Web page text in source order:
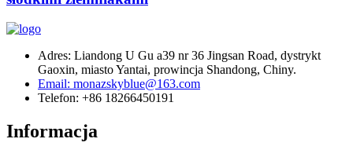
Adres: Liandong U Gu a39 nr 36 Jingsan Road, dystrykt
Gaoxin, miasto Yantai, prowincja Shandong, Chiny.
Email: monazskyblue@163.com
Telefon: +86 18266450191
Informacja